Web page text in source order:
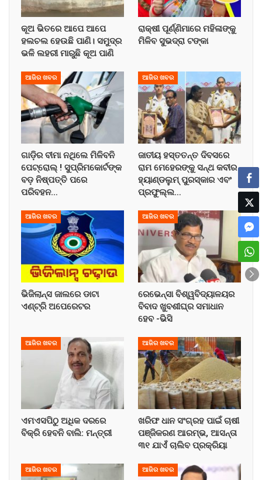
କୂଅ ଭିତରେ ଆପେ ଆପେ
ହଲଚଲ ହେଉଛି ପାଣି। ସମୁଦ୍ର
ଭଳି ଲହରୀ ମାରୁଛି କୂଅ ପାଣି
ରାକ୍ଷୀ ପୂର୍ଣ୍ଣିମାରେ ମହିଳାଙ୍କୁ
ମିଳିବ ସୁଭଦ୍ରା ଟଙ୍କା
ଆଜିର ଖବର
ଗାଡ଼ିର ବୀମା ନଥିଲେ ମିଳିବନି
ପେଟ୍ରୋଲ୍ ! ସୁପ୍ରିମକୋର୍ଟଙ୍କ
ବଡ଼ ନିଷ୍ପତ୍ତି ପରେ
ପରିବହନ…
ଆଜିର ଖବର
ଜାତୀୟ ହସ୍ତତନ୍ତ ଦିବସରେ
ରାମ ମେହେରଙ୍କୁ ସନ୍ଥ କବୀର
ହ୍ୟାଣ୍ଡଲୁମ୍ ପୁରସ୍କାର ଏବଂ
ପ୍ରଫୁଲ୍ଲ…
ଆଜିର ଖବର
ଭିଜିଲାନ୍ସ ଜାଲରେ ଡାଟା
ଏଣ୍ଟ୍ରି ଅପେରେଟର
ଆଜିର ଖବର
ରେଭେନ୍ସା ବିଶ୍ୱବିଦ୍ୟାଳୟର
ବିବାଦ ଖୁବଶୀଘ୍ର ସମାଧାନ
ହେବ -ଭିସି
ଆଜିର ଖବର
ଏମଏସପିଠୁ ଅଧିକ ଦରରେ
ବିକ୍ରି ହେବନି ବାଲି: ମନ୍ତ୍ରୀ
ଆଜିର ଖବର
ଖରିଫ ଧାନ ସଂଗ୍ରହ ପାଇଁ ଚାଷୀ
ପଞ୍ଜିକରଣ ଆରମ୍ଭ, ଆସନ୍ତା
୩୧ ଯାଏଁ ଚାଲିବ ପ୍ରକ୍ରିୟା
ଆଜିର ଖବର ଆଜିର ଖବର